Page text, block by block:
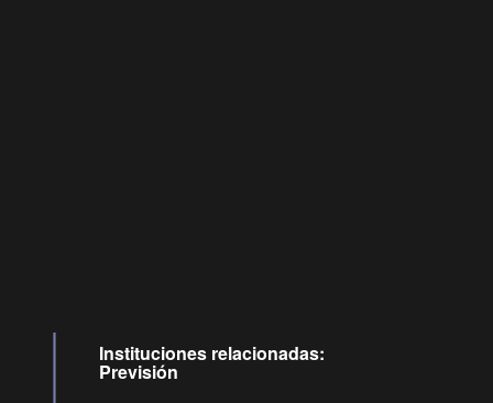
Instituciones relacionadas:
Previsión